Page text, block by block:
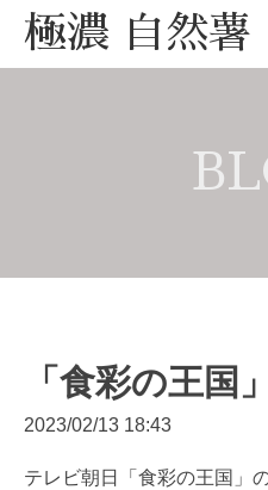
極濃 自然薯
「食彩の王国
2023/02/13 18:43
テレビ朝日「食彩の王国」